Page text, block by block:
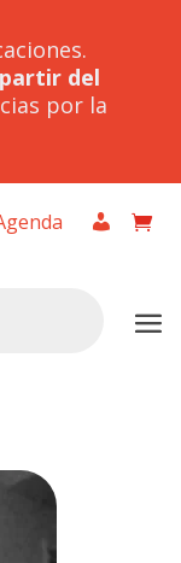
del
por la